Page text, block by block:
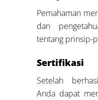
Pemahaman
dan
tentang prinsip-
Sertifikasi
Setelah
Anda dapat